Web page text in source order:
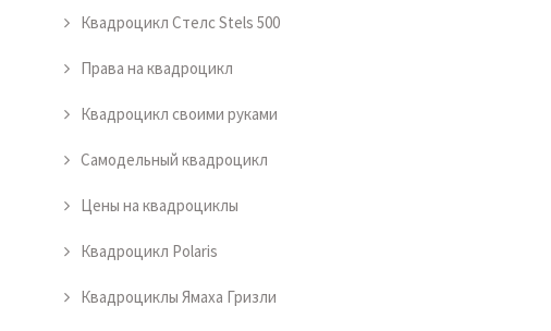
Квадроцикл Стелс Stels 500
Права на квадроцикл
Квадроцикл своими руками
Самодельный квадроцикл
Цены на квадроциклы
Квадроцикл Polaris
Квадроциклы Ямаха Гризли